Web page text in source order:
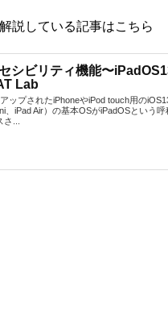
説している記事はこちら
シビリティ機能〜
Lab
ップされたiPhoneやiPod touch用の
、iPad Air）の基本OSがiPadOSという
...